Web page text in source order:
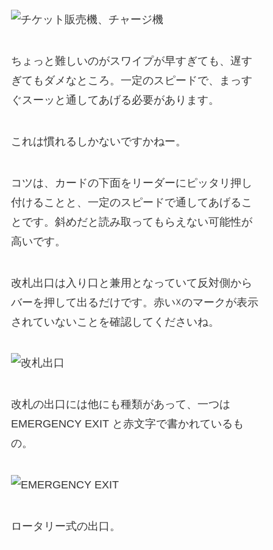
ちょっと難しいのがスワイプが早すぎても、遅す
ぎてもダメなところ。一定のスピードで、まっす
ぐスーッと通してあげる必要があります。
これは慣れるしかないですかねー。
コツは、カードの下面をリーダーにピッタリ押し
付けることと、一定のスピードで通してあげるこ
とです。斜めだと読み取ってもらえない可能性が
高いです。
改札出口は入り口と兼用となっていて反対側から
バーを押して出るだけです。赤い☓のマークが表示
されていないことを確認してくださいね。
改札の出口には他にも種類があって、一つは
EMERGENCY EXIT と赤文字で書かれているも
の。
ロータリー式の出口。